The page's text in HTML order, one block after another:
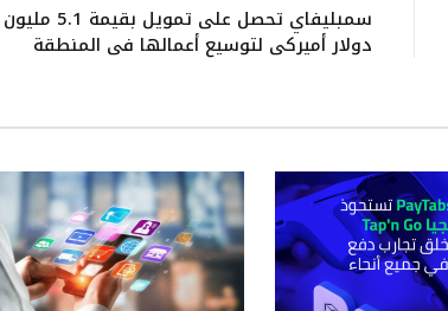
سمبليفاي تحصل على تمويل بقيمة 5.1 مليون
دولار أميركي لتوسيع أعمالها في المنطقة